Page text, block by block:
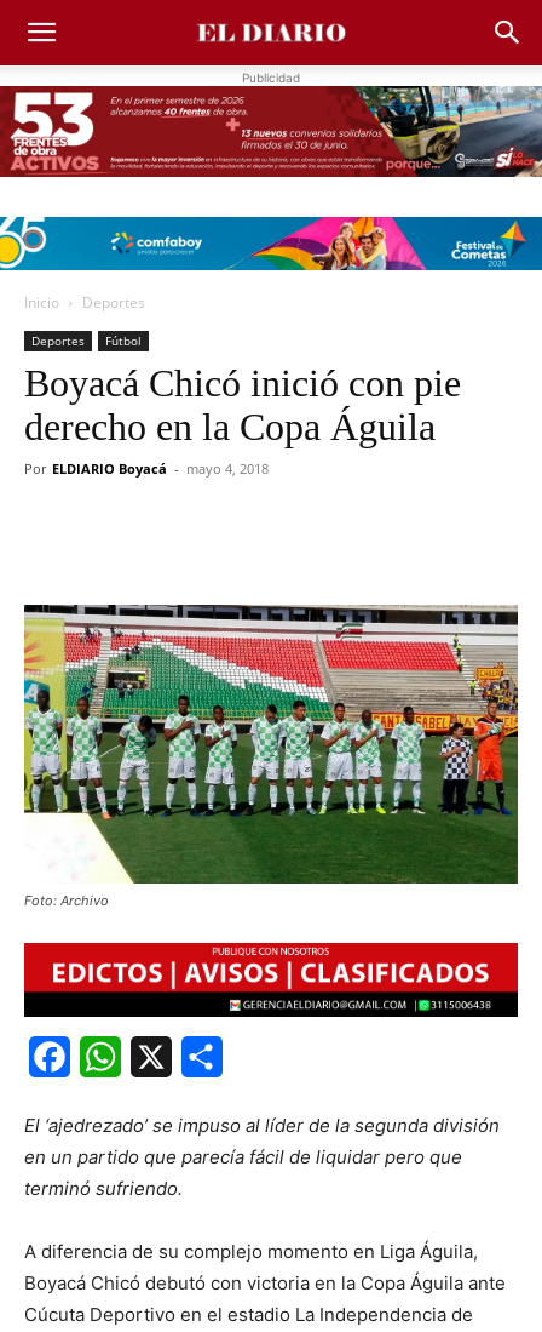
Publicidad
Inicio Deportes
Deportes Fútbol
Boyacá Chicó inició con pie
derecho en la Copa Águila
Por ELDIARIO Boyacá - mayo 4, 2018
Foto: Archivo
FacebookWhatsApp
El ‘ajedrezado’ se impuso al líder de la segunda división
en un partido que parecía fácil de liquidar pero que
terminó sufriendo.
A diferencia de su complejo momento en Liga Águila,
Boyacá Chicó debutó con victoria en la Copa Águila ante
Cúcuta Deportivo en el estadio La Independencia de